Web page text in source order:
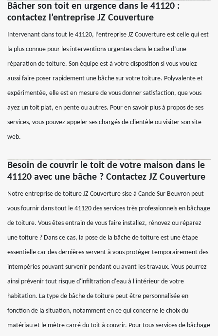
Bâcher son toit en urgence dans le 41120 :
contactez l’entreprise JZ Couverture
Intervenant dans tout le 41120, l’entreprise JZ Couverture est celle qui est
la plus connue pour les interventions urgentes dans le cadre d’une
réparation de toiture. Son équipe est à votre disposition si vous voulez
aussi faire poser rapidement une bâche sur votre toiture. Polyvalente et
expérimentée, elle est en mesure de vous donner satisfaction, que vous
ayez un toit plat, en pente ou autres. Pour en savoir plus à propos de ses
services, vous pouvez appeler ses chargés de clientèle ou visiter son site
web.
Besoin de couvrir le toit de votre maison dans le
41120 avec une bâche ? Contactez JZ Couverture
Notre entreprise de toiture JZ Couverture sise à Cande Sur Beuvron peut
vous fournir dans tout le 41120 des services très professionnels en bâchage
de toiture. Vous êtes entrain de vous faire installez, rénovez ou réparez
une toiture ? Dans ce cas, la pose de la bâche de toiture est une étape
essentielle car des dernières servent à vous protéger temporairement des
intempéries pouvant survenir pendant ou avant les travaux. Vous pourrez
ainsi prévenir tout risque d'infiltration d'eau à l'intérieur de votre
habitation. La type de bâche de toiture peut être personnalisée en
fonction de la situation, notamment en ce qui concerne le choix du
matériau et le mètre carré du toit à couvrir. Pour tous services de bâchage